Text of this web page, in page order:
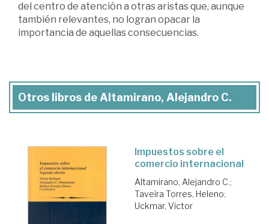
del centro de atención a otras aristas que, aunque
también relevantes, no logran opacar la
importancia de aquellas consecuencias.
Otros libros de Altamirano, Alejandro C.
Impuestos sobre el
comercio internacional
Altamirano, Alejandro C.;
Taveira Torres, Heleno;
Uckmar, Victor